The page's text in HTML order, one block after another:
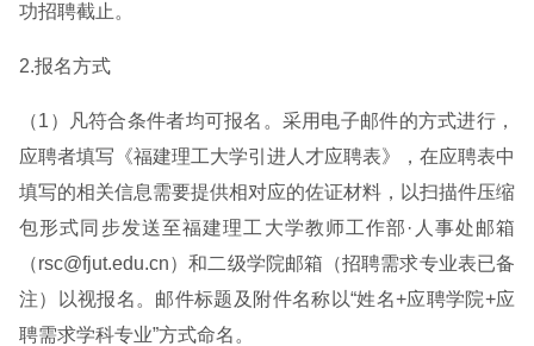
功招聘截止。
2.报名方式
（1）凡符合条件者均可报名。采用电子邮件的方式进行，
应聘者填写《福建理工大学引进人才应聘表》，在应聘表中
填写的相关信息需要提供相对应的佐证材料，以扫描件压缩
包形式同步发送至福建理工大学教师工作部·人事处邮箱
（rsc@fjut.edu.cn）和二级学院邮箱（招聘需求专业表已备
注）以视报名。邮件标题及附件名称以“姓名+应聘学院+应
聘需求学科专业”方式命名。